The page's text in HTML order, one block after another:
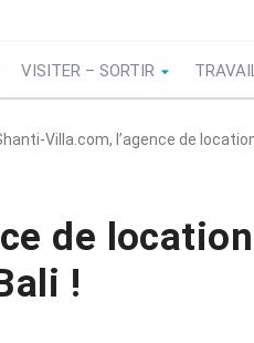
VISITER – SORTIR
Villa.com, l’agence de
de
!